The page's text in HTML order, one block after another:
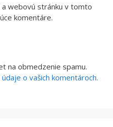
webovú stránku v tomto
komentáre.
na obmedzenie spamu.
o vašich komentároch.